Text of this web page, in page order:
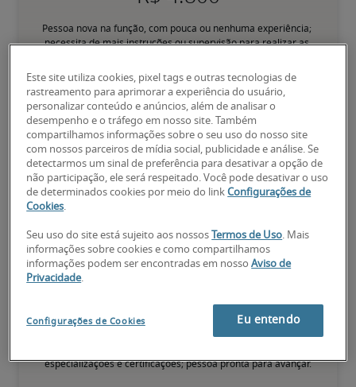
Pessoa nova na função, com pouca ou nenhuma experiência;
necessita de mais instruções ou supervisão para realizar as
50º percentil
Tem experiência para desempenhar responsabilidades principais
de forma consistente, sem supervisão direta; pessoa
familiarizada com processos e assuntos relacionados ao cargo.
75º percentil
Valor da pessoa para a organização vai além da execução das
especializações e certificações; pessoa pronta para avançar.
Este site utiliza cookies, pixel tags e outras tecnologias de
rastreamento para aprimorar a experiência do usuário,
personalizar conteúdo e anúncios, além de analisar o
desempenho e o tráfego em nosso site. Também
compartilhamos informações sobre o seu uso do nosso site
com nossos parceiros de mídia social, publicidade e análise. Se
detectarmos um sinal de preferência para desativar a opção de
não participação, ele será respeitado. Você pode desativar o uso
de determinados cookies por meio do linkConfigurações de
Cookies.
Seu uso do site está sujeito aos nossos Termos de Uso. Mais
informações sobre cookies e como compartilhamos
informações podem ser encontradas em nossoAviso de
Privacidade.
Configurações de Cookies Eu entendo